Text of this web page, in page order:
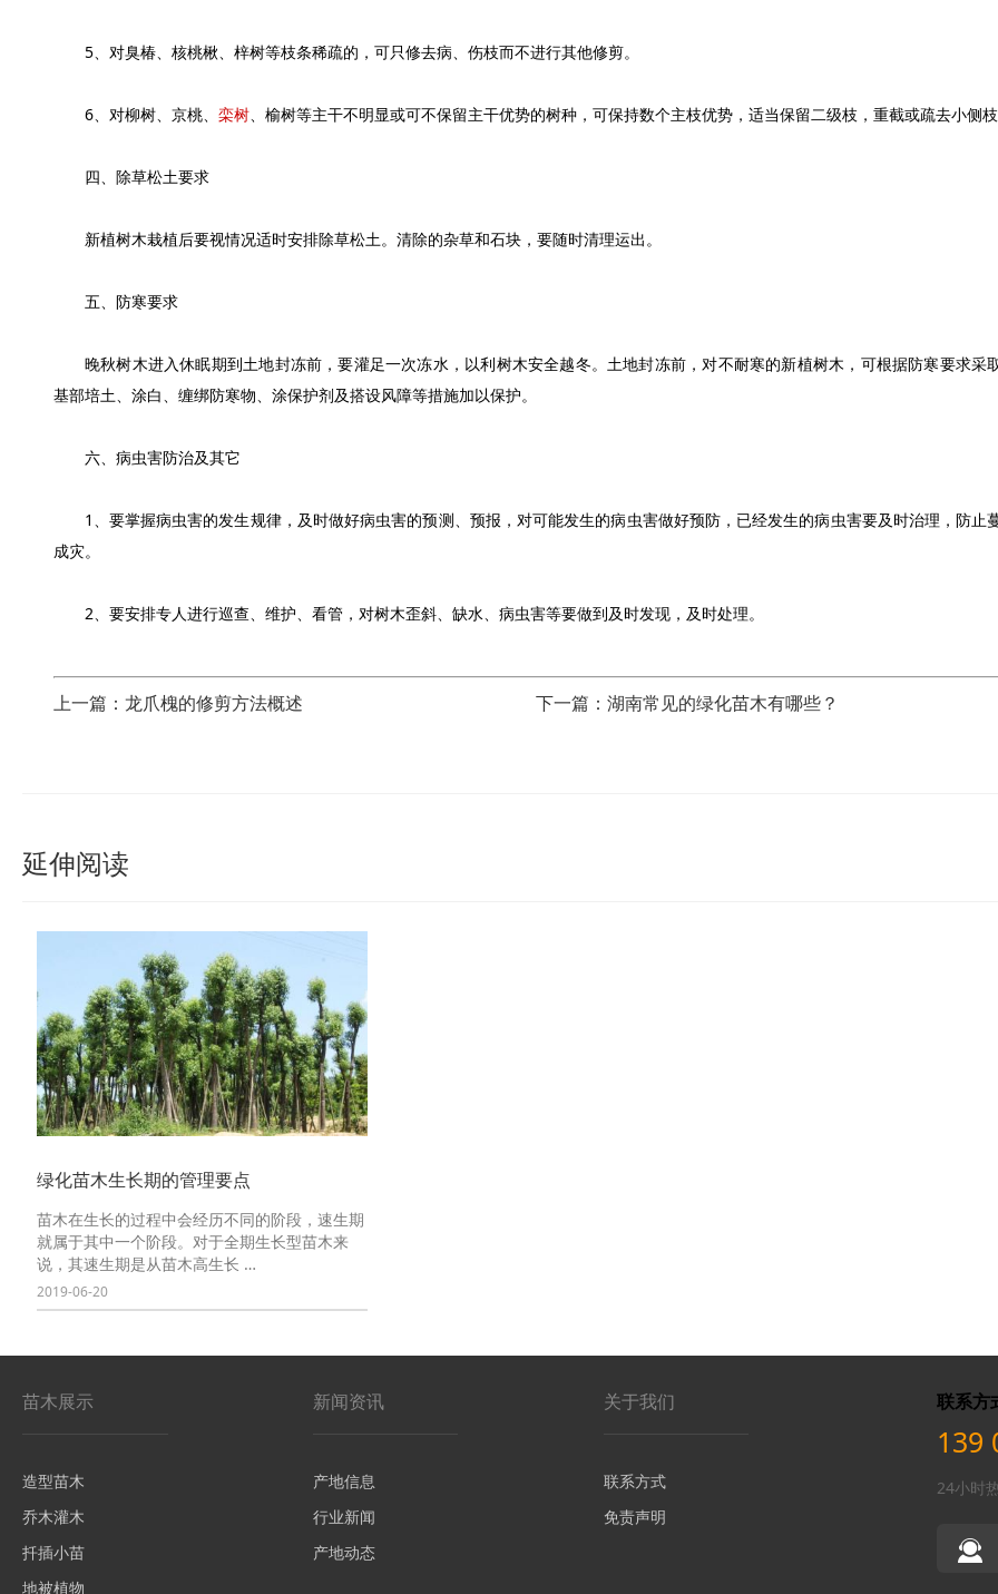
5、对臭椿、核桃楸、梓树等枝条稀疏的，可只修去病、伤枝而不进行其他修剪。
6、对柳树、京桃、 栾树、榆树等主干不明显或可不保留主干优势的树种，可保持数个主枝优势，适当保留二级枝，重截或疏去小侧枝
四、除草松土要求
新植树木栽植后要视情况适时安排除草松土。清除的杂草和石块，要随时清理运出。
五、防寒要求
晚秋树木进入休眠期到土地封冻前，要灌足一次冻水，以利树木安全越冬。土地封冻前，对不耐寒的新植树木，可根据防寒要求采
基部培土、涂白、缠绑防寒物、涂保护剂及搭设风障等措施加以保护。
六、病虫害防治及其它
1、要掌握病虫害的发生规律，及时做好病虫害的预测、预报，对可能发生的病虫害做好预防，已经发生的病虫害要及时治理，防止
成灾。
2、要安排专人进行巡查、维护、看管，对树木歪斜、缺水、病虫害等要做到及时发现，及时处理。
上一篇：龙爪槐的修剪方法概述 下一篇：湖南常见的绿化苗木有哪些？
延伸阅读
绿化苗木生长期的管理要点
苗木在生长的过程中会经历不同的阶段，速生期
就属于其中一个阶段。对于全期生长型苗木来
说，其速生期是从苗木高生长 …
2019-06-20
苗木展示
造型苗木
乔木灌木
扦插小苗
地被植物
新闻资讯
产地信息
行业新闻
产地动态
关于我们
联系方式
免责声明
联系方
139
24小时